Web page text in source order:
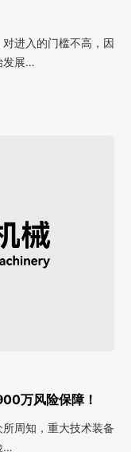
进入的门槛不高，因
发展…
万风险保障！
周知，重大技术装备
…